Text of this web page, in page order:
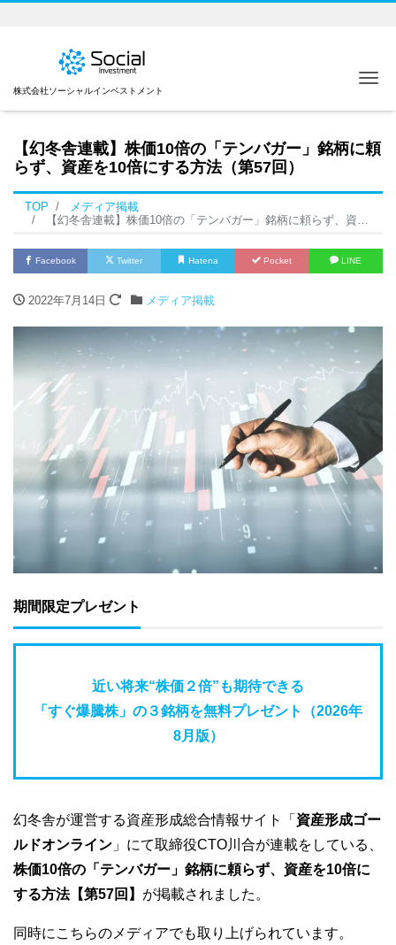
株式会社ソーシャルインベストメント
【幻冬舎連載】株価10倍の「テンバガー」銘柄に頼
らず、資産を10倍にする方法（第57回）
TOP
メディア掲載
【幻冬舎連載】株価10倍の「テンバガー」銘柄に頼らず、資産を10倍にする方法（第57回）
Facebook Twitter Hatena Pocket LINE
2022年7月14日 メディア掲載
期間限定プレゼント
近い将来“株価２倍”も期待できる
「すぐ爆騰株」の３銘柄を無料プレゼント（2026年
8月版）
幻冬舎が運営する資産形成総合情報サイト「 資産形成ゴー
ルドオンライン 」にて取締役CTO川合が連載をしている、
株価10倍の「テンバガー」銘柄に頼らず、資産を10倍に
する方法【第57回】 が掲載されました。
同時にこちらのメディアでも取り上げられています。